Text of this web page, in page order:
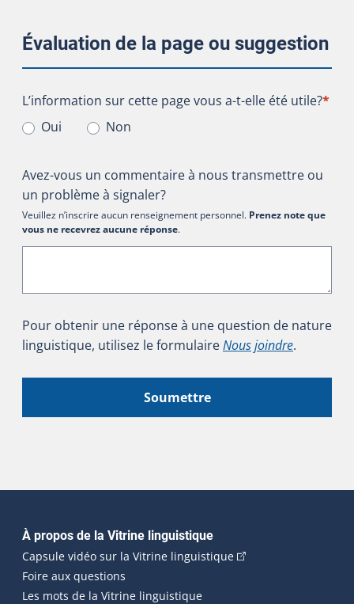
Évaluation de la page ou suggestion
L’information sur cette page vous a-t-elle été utile?
L’information sur cette page vous a-t-elle été utile?*
Oui
Non
Avez-vous un commentaire à nous transmettre ou
un problème à signaler?
Veuillez n’inscrire aucun renseignement personnel. Prenez note que
vous ne recevrez aucune réponse.
Pour obtenir une réponse à une question de nature
linguistique, utilisez le formulaireNous joindre.
Soumettre
Navigation principale
À propos de la Vitrine linguistique
Capsule vidéo sur la Vitrine linguistique(Cet hyperlien
Foire aux questions
Les mots de la Vitrine linguistique